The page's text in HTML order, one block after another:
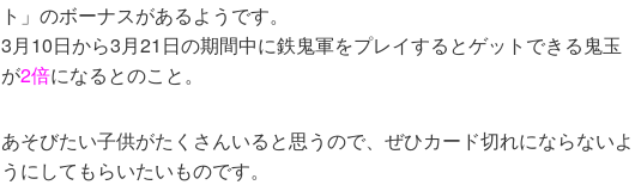
ト」のボーナスがあるようです。
3月10日から3月21日の期間中に鉄鬼軍をプレイするとゲットできる鬼玉
が2倍になるとのこと。
あそびたい子供がたくさんいると思うので、ぜひカード切れにならないよ
うにしてもらいたいものです。